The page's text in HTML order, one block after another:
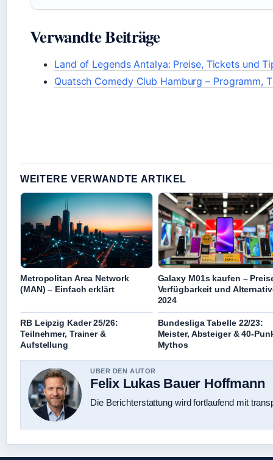
Verwandte Beiträge
Land of Legends Antalya: Preise, Tickets und
Quatsch Comedy Club Hamburg – Programm,
WEITERE VERWANDTE ARTIKEL
Metropolitan Area Network
(MAN) – Einfach erklärt
Galaxy M01s kaufen –
Verfügbarkeit und
2024
RB Leipzig Kader 25/26:
Teilnehmer, Trainer &
Aufstellung
Bundesliga Tabelle 22/23:
Meister, Absteiger & 40-
Mythos
UBER DEN AUTOR
Felix Lukas Bauer Hoffmann
Die Berichterstattung wird fortlaufend mit